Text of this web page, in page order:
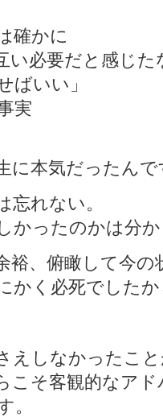
確かに
い必要だと感じた
ばいい」
実
に本気だったん
忘れない。
かったのかは分
裕、俯瞰して今の
かく必死でした
えしなかったこ
こそ客観的なア
。